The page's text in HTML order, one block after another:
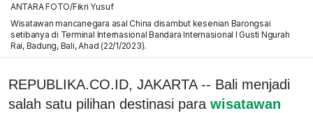
ANTARA FOTO/Fikri Yusuf
Wisatawan mancanegara asal China disambut kesenian Barongsai
setibanya di Terminal Internasional Bandara Internasional I Gusti Ngurah
Rai, Badung, Bali, Ahad (22/1/2023).
REPUBLIKA.CO.ID, JAKARTA -- Bali menjadi
salah satu pilihan destinasi para wisatawan